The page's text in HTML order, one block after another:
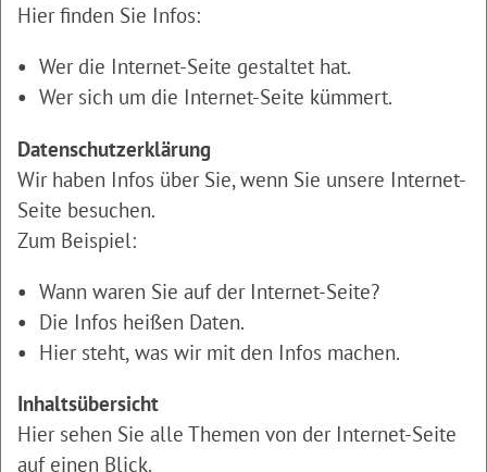
Hier finden Sie Infos:
Wer die Internet-Seite gestaltet hat.
Wer sich um die Internet-Seite kümmert.
Datenschutzerklärung
Wir haben Infos über Sie, wenn Sie unsere Internet-
Seite besuchen.
Zum Beispiel:
Wann waren Sie auf der Internet-Seite?
Die Infos heißen Daten.
Hier steht, was wir mit den Infos machen.
Inhaltsübersicht
Hier sehen Sie alle Themen von der Internet-Seite
auf einen Blick.